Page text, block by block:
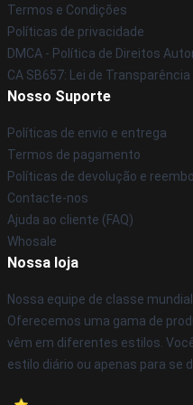
Termos e Condições
Políticas de privacidade
DMCA - Política de Direitos
CA SB657: Lei de
Nosso Suporte
Políticas de envio e entrega
Termos de pagamento
Políticas de devolução e
Contacte-nos
Ajuda ao cliente (FAQ)
Whosale
Nossa loja
Nossa equipe de classe
Oferecemos uma gama de
vêm em diferentes estilos.
estilo diário ou apenas para se